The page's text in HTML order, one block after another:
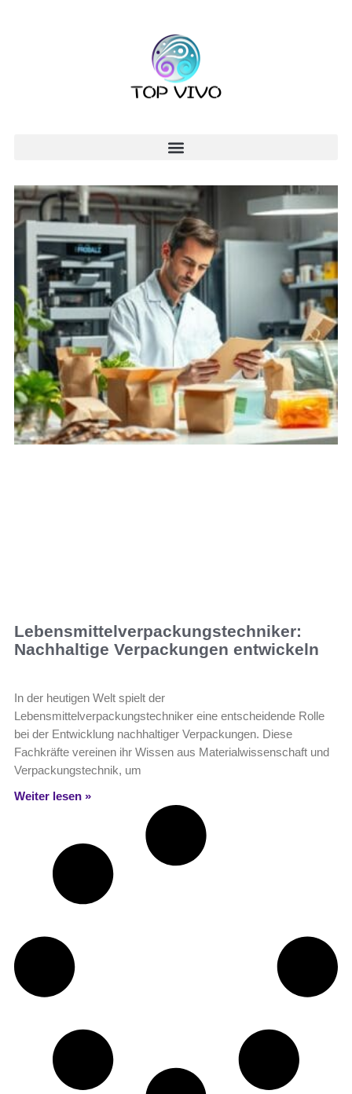
Lebensmittelverpackungstechniker:
Nachhaltige Verpackungen entwickeln
In der heutigen Welt spielt der
Lebensmittelverpackungstechniker eine entscheidende Rolle
bei der Entwicklung nachhaltiger Verpackungen. Diese
Fachkräfte vereinen ihr Wissen aus Materialwissenschaft und
Verpackungstechnik, um
Weiter lesen »